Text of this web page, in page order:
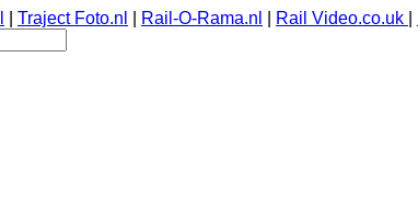
Traject Foto.nl Rail-O-Rama.nl Rail Video.co.uk